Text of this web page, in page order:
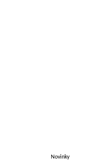
Novinky